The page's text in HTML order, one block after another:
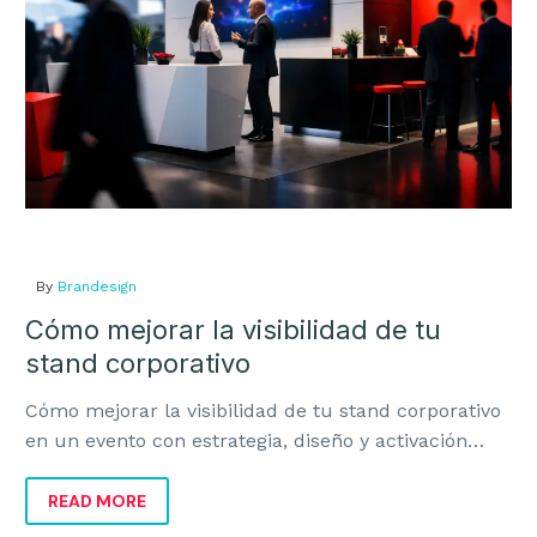
stand
corporativo
By Brandesign
Cómo mejorar la visibilidad de tu
stand corporativo
Cómo mejorar la visibilidad de tu stand corporativo
en un evento con estrategia, diseño y activación
READ MORE